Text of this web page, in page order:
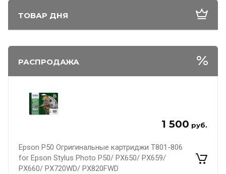
ТОВАР ДНЯ
РАСПРОДАЖА
1 500 руб.
Epson P50 Огригинальные картриджи T801-806
for Epson Stylus Photo P50/ PX650/ PX659/
PX660/ PX720WD/ PX820FWD